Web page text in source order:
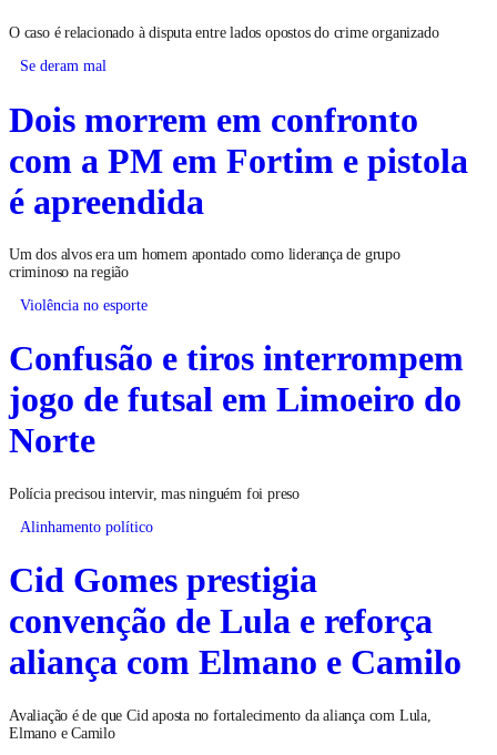
O caso é relacionado à disputa entre lados opostos do crime organizado
Se deram mal
Dois morrem em confronto
com a PM em Fortim e pistola
é apreendida
Um dos alvos era um homem apontado como liderança de grupo
criminoso na região
Violência no esporte
Confusão e tiros interrompem
jogo de futsal em Limoeiro do
Norte
Polícia precisou intervir, mas ninguém foi preso
Alinhamento político
Cid Gomes prestigia
convenção de Lula e reforça
aliança com Elmano e Camilo
Avaliação é de que Cid aposta no fortalecimento da aliança com Lula,
Elmano e Camilo